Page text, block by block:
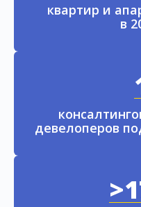
квартир и
в
девелоперов